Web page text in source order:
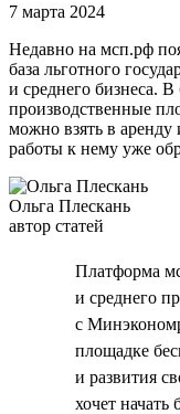
7 марта 2024
Недавно на мсп.рф
база льготного
и среднего бизнеса.
производственные
можно взять в
работы к нему уже
Ольга Плескань
автор статей
Платформа
и среднего
с
площадке
и развития
хочет